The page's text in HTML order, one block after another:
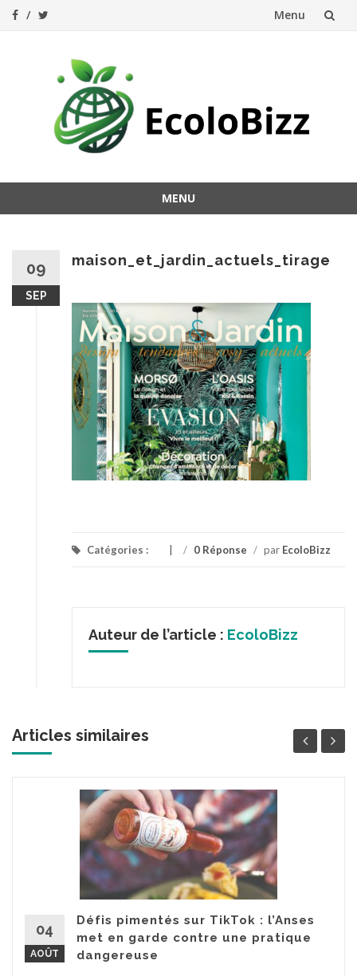
Menu
MENU
09
SEP
maison_et_jardin_actuels_tirage
Catégories : / 0 Réponse / par EcoloBizz
Auteur de l’article : EcoloBizz
Articles similaires
04
AOÛT
Défis pimentés sur TikTok : l’Anses
met en garde contre une pratique
dangereuse